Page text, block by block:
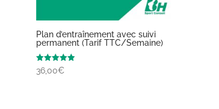
Plan d’entraînement avec suivi
permanent (Tarif TTC/Semaine)
Note
5.00
36,00€